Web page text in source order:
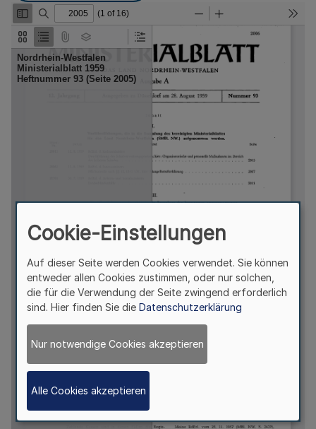
Cookie-Einstellungen
Auf dieser Seite werden Cookies verwendet. Sie können
entweder allen Cookies zustimmen, oder nur solchen,
die für die Verwendung der Seite zwingend erforderlich
sind. Hier finden Sie die Datenschutzerklärung
Nur notwendige Cookies akzeptieren
Alle Cookies akzeptieren